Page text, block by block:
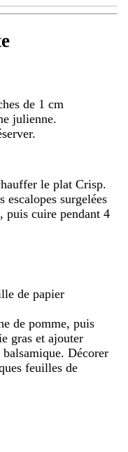
de 1 cm
julienne.
le plat Crisp.
escalopes surgelées
puis cuire pendant 4
de papier
de pomme, puis
gras et ajouter
Décorer
feuilles de